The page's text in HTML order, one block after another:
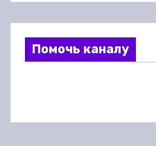
Помочь каналу